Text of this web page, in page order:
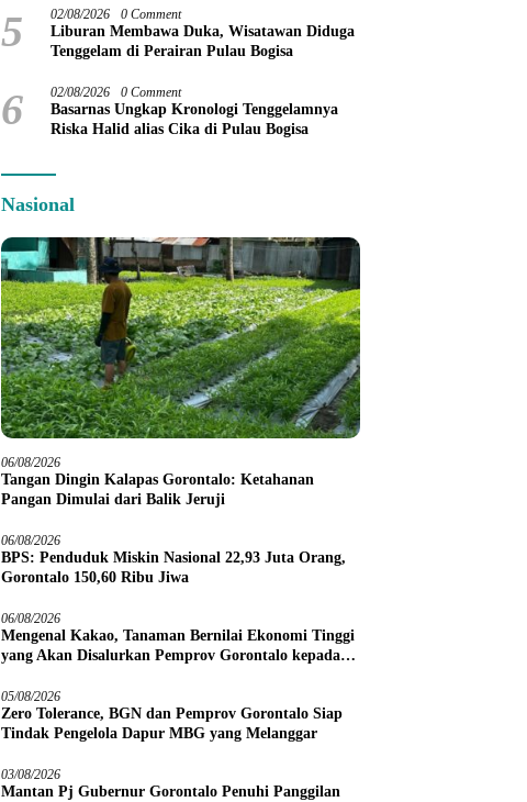
5 02/08/2026 0 Comment
Liburan Membawa Duka, Wisatawan Diduga
Tenggelam di Perairan Pulau Bogisa
6 02/08/2026 0 Comment
Basarnas Ungkap Kronologi Tenggelamnya
Riska Halid alias Cika di Pulau Bogisa
Nasional
06/08/2026
Tangan Dingin Kalapas Gorontalo: Ketahanan
Pangan Dimulai dari Balik Jeruji
06/08/2026
BPS: Penduduk Miskin Nasional 22,93 Juta Orang,
Gorontalo 150,60 Ribu Jiwa
06/08/2026
Mengenal Kakao, Tanaman Bernilai Ekonomi Tinggi
yang Akan Disalurkan Pemprov Gorontalo kepada
05/08/2026
Zero Tolerance, BGN dan Pemprov Gorontalo Siap
Tindak Pengelola Dapur MBG yang Melanggar
03/08/2026
Mantan Pj Gubernur Gorontalo Penuhi Panggilan